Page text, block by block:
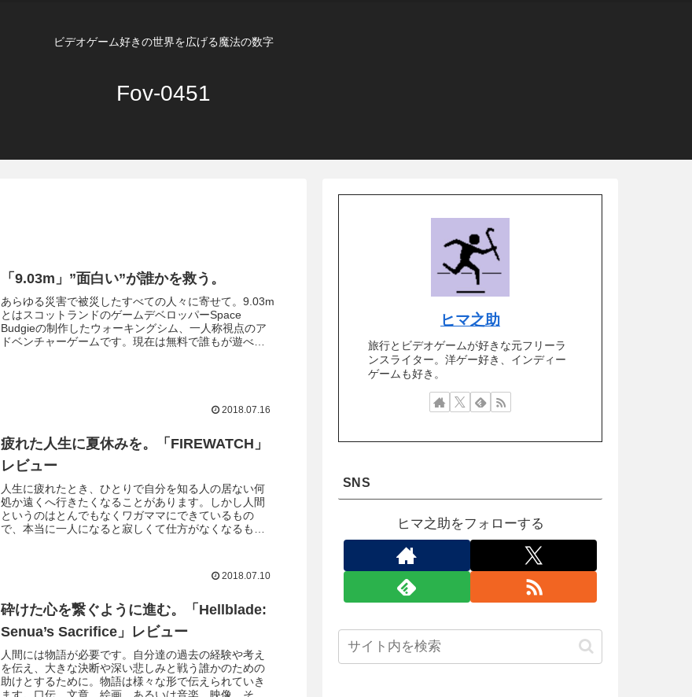
ビデオゲーム好きの世界を広げる魔法の数字
Fov-0451
「9.03m」”面白い”が誰かを救う。
あらゆる災害で被災したすべての人々に寄せて。9.03m
とはスコットランドのゲームデベロッパーSpace
Budgieの制作したウォーキングシム、一人称視点のア
ドベンチャーゲームです。現在は無料で誰もが遊べる
2018.07.16
疲れた人生に夏休みを。「FIREWATCH」
レビュー
人生に疲れたとき、ひとりで自分を知る人の居ない何
処か遠くへ行きたくなることがあります。しかし人間
というのはとんでもなくワガママにできているもの
で、本当に一人になると寂しくて仕方がなくなるもの
2018.07.10
砕けた心を繋ぐように進む。「Hellblade:
Senua’s Sacrifice」レビュー
人間には物語が必要です。自分達の過去の経験や考え
を伝え、大きな決断や深い悲しみと戦う誰かのための
助けとするために。物語は様々な形で伝えられていき
ヒマ之助
旅行とビデオゲームが好きな元フリーラ
ンスライター。洋ゲー好き、インディー
ゲームも好き。
SNS
ヒマ之助をフォローする